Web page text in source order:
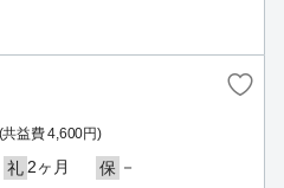
(共益費 4,600円)
礼 2ヶ月 保 －